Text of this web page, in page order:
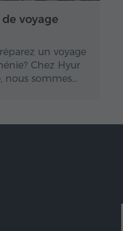
voyage
un voyage
Chez Hyur
nous sommes…